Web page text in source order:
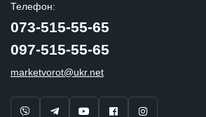
Телефон:
073-515-55-65
097-515-55-65
marketvorot@ukr.net